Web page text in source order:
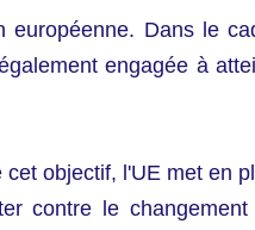
Dans le
engagée à
objectif, l'UE met en
contre le changement